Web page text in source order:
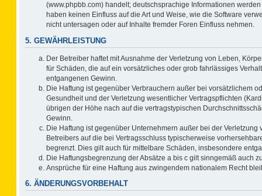
(www.phpbb.com) handelt; deutschsprachige Informationen
haben keinen Einfluss auf die Art und Weise, wie die Software
nicht untersagen oder auf Inhalte fremder Foren Einfluss nehmen.
5. GEWÄHRLEISTUNG
Der Betreiber haftet mit Ausnahme der Verletzung von Leben,
für Schäden, die auf ein vorsätzliches oder grob fahrlässiges
entgangenen Gewinn.
Die Haftung ist gegenüber Verbrauchern außer bei vorsätzlichem
Gesundheit und der Verletzung wesentlicher Vertragspflichten
übrigen der Höhe nach auf die vertragstypischen
Gewinn.
Die Haftung ist gegenüber Unternehmern außer bei der
Betreibers auf die bei Vertragsschluss typischerweise
begrenzt. Dies gilt auch für mittelbare Schäden, insbesondere
Die Haftungsbegrenzung der Absätze a bis c gilt sinngemäß auch
Ansprüche für eine Haftung aus zwingendem nationalem Recht
6. ÄNDERUNGSVORBEHALT